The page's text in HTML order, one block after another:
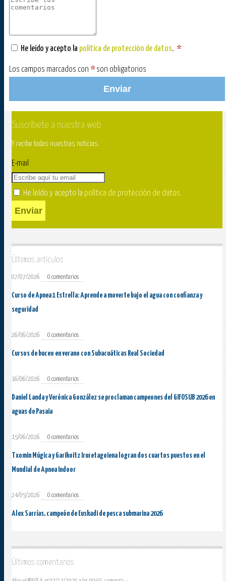
He leído y acepto la política de protección de datos. *
Los campos marcados con * son obligatorios
Enviar
Suscríbete a nuestra web
Y recibe todas nuestras noticias.
E-mail
He leído y acepto la política de protección de datos.
Enviar
Últimos artículos
07/07/2026 0 comentarios
Curso de Apnea 1 Estrella: Aprende a moverte bajo el agua con confianza y
seguridad
26/06/2026 0 comentarios
Cursos de buceo en verano con Subacuáticas Real Sociedad
16/06/2026 0 comentarios
Daniel Landa y Verónica González se proclaman campeones del GIFOSUB 2026 en
aguas de Pasaia
15/06/2026 0 comentarios
Txomin Múgica y Garikoitz Iruretagoiena logran dos cuartos puestos en el
Mundial de Apnea Indoor
24/05/2026 0 comentarios
Alex Sarrías, campeón de Euskadi de pesca submarina 2026
Últimos comentarios